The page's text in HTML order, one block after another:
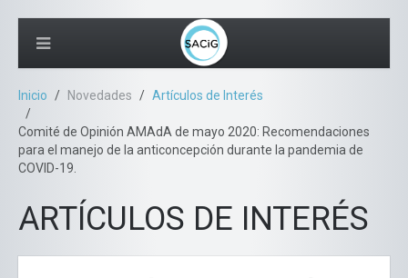
Inicio Novedades Artículos de Interés
Comité de Opinión AMAdA de mayo 2020: Recomendaciones
para el manejo de la anticoncepción durante la pandemia de
COVID-19.
ARTÍCULOS DE INTERÉS